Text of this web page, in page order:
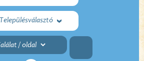
Településválasztó